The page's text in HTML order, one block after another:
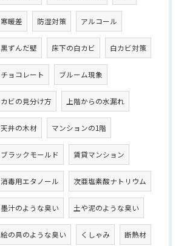
寒暖差 防湿対策 アルコール
黒ずんだ壁 床下の白カビ 白カビ対策
チョコレート ブルーム現象
カビの見分け方 上階からの水漏れ
天井の木材 マンションの1階
ブラックモールド 賃貸マンション
消毒用エタノール 次亜塩素酸ナトリウム
墨汁のような臭い 土や泥のような臭い
絵の具のような臭い くしゃみ 断熱材